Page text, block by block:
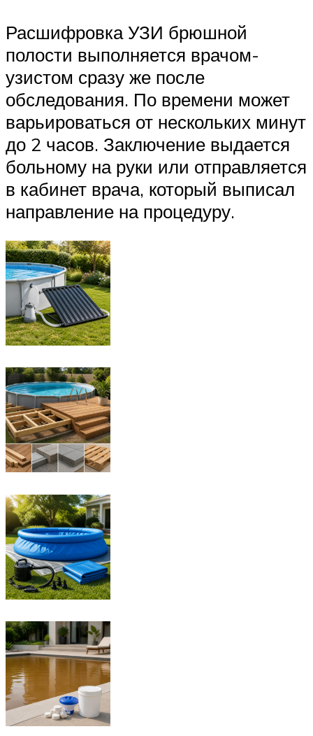
Расшифровка УЗИ брюшной
полости выполняется врачом-
узистом сразу же после
обследования. По времени может
варьироваться от нескольких минут
до 2 часов. Заключение выдается
больному на руки или отправляется
в кабинет врача, который выписал
направление на процедуру.